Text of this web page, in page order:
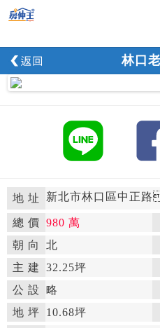
林口
地 址 新北市林口區中正路
總 價 980 萬
朝 向
北
主 建
32.25坪
公 設
略
地 坪
10.68坪